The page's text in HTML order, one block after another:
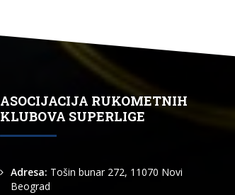
ASOCIJACIJA RUKOMETNIH
KLUBOVA SUPERLIGE
Adresa: Tošin bunar 272, 11070 Novi
Beograd